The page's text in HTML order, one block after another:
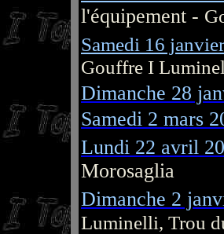
l'équipement -
Samedi 16
Gouffre I
Dimanche 28
Samedi 2 mars
Lundi 22 avril
Morosaglia
Dimanche 2
Luminelli, Trou